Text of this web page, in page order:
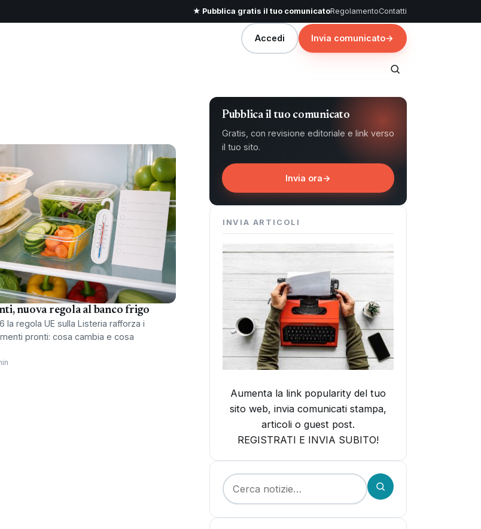
★ Pubblica gratis il tuo comunicatoRegolamentoContatti
Accedi Invia comunicato→
nuova regola al banco frigo
la regola UE sulla Listeria rafforza i
pronti: cosa cambia e cosa
Pubblica il tuo comunicato
Gratis, con revisione editoriale e link verso
il tuo sito.
Invia ora→
INVIA ARTICOLI
Aumenta la link popularity del tuo
sito web, invia comunicati stampa,
articoli o guest post.
REGISTRATI E INVIA SUBITO!
Cerca: